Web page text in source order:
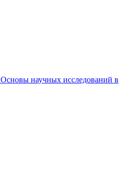
Основы научных исследований в